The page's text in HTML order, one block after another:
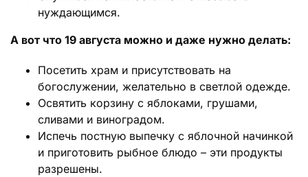
нуждающимся.
А вот что 19 августа можно и даже нужно делать:
Посетить храм и присутствовать на
богослужении, желательно в светлой одежде.
Освятить корзину с яблоками, грушами,
сливами и виноградом.
Испечь постную выпечку с яблочной начинкой
и приготовить рыбное блюдо – эти продукты
разрешены.